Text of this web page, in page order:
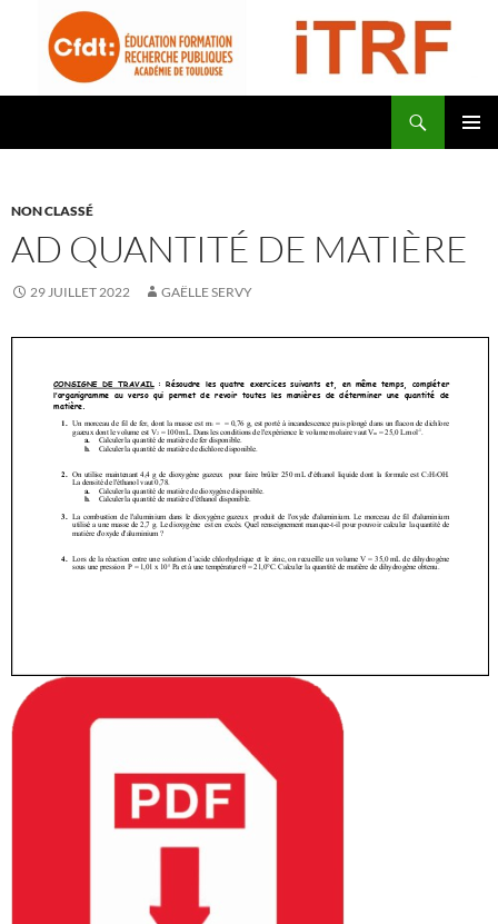
contenu
CFDT Education Formation Recherche Publiques Académie de Toulouse – ITRF
NON CLASSÉ
AD QUANTITÉ DE MATIÈRE
29 JUILLET 2022 GAËLLE SERVY